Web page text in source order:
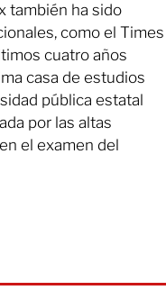
también ha sido
como el Times
cuatro años
casa de estudios
pública estatal
por las altas
el examen del